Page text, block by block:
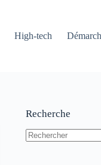
High-tech
Recherche